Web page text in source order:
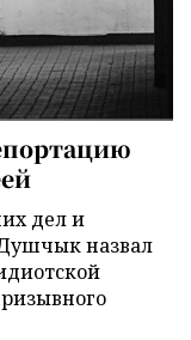
дел и
назвал